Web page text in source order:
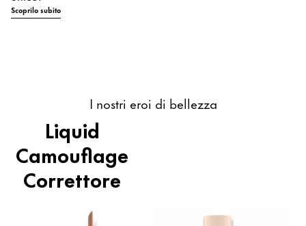
Scoprilo subito
I nostri eroi di bellezza
Liquid
Camouflage
Correttore